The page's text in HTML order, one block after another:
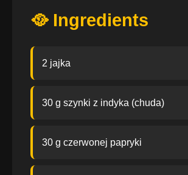
🥘 Ingredients
2 jajka
30 g szynki z indyka (chuda)
30 g czerwonej papryki